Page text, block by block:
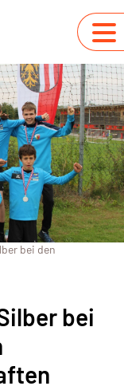
bei den
bei